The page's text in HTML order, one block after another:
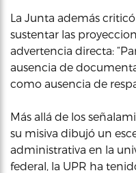
La Junta además
sustentar las
advertencia directa:
ausencia de
como ausencia de
Más allá de los
su misiva dibujó un
administrativa en la
federal, la UPR ha